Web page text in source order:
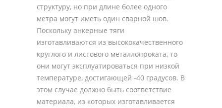
структуру, но при длине более одного
метра могут иметь один сварной шов.
Поскольку анкерные тяги
изготавливаются из высококачественного
круглого и листового металлопроката, то
они могут эксплуатироваться при низкой
температуре, достигающей -40 градусов. В
этом случае должно быть соответствие
материала, из которых изготавливается